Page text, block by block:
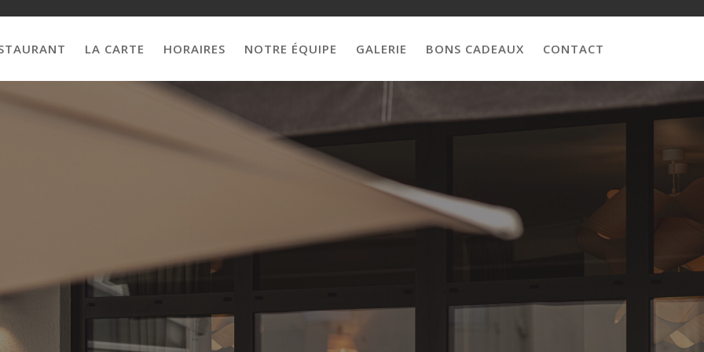
LA CARTE HORAIRES NOTRE ÉQUIPE GALERIE BONS CADEAUX CONTACT